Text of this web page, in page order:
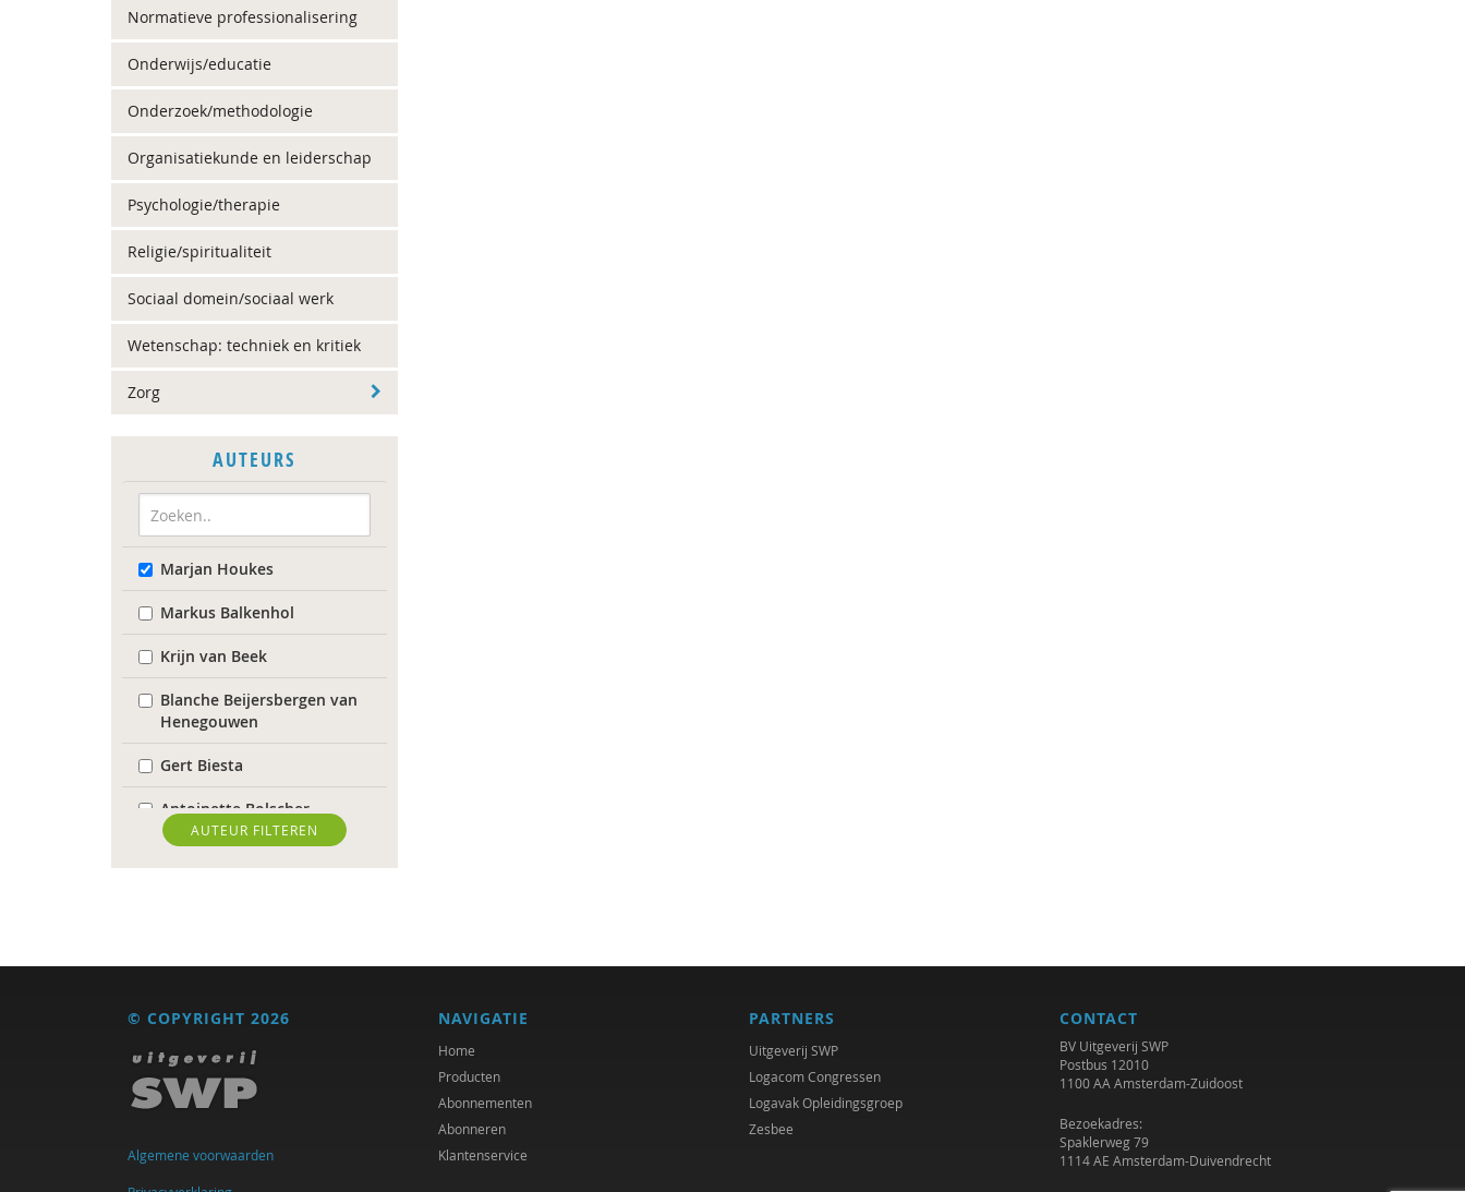
Normatieve professionalisering
Onderwijs/educatie
Onderzoek/methodologie
Organisatiekunde en leiderschap
Psychologie/therapie
Religie/spiritualiteit
Sociaal domein/sociaal werk
Wetenschap: techniek en kritiek
Zorg
AUTEURS
Marjan Houkes
Markus Balkenhol
Krijn van Beek
Blanche Beijersbergen van
Henegouwen
Gert Biesta
Antoinette Bolscher
Marieke Borren
Jet Bussemaker
Heleen Crul
Sociaal en Cultureel
AUTEUR FILTEREN
© COPYRIGHT 2026
Algemene voorwaarden
NAVIGATIE
Home
Producten
Abonnementen
Abonneren
Klantenservice
PARTNERS
Uitgeverij SWP
Logacom Congressen
Logavak Opleidingsgroep
Zesbee
CONTACT
BV Uitgeverij SWP
Postbus 12010
1100 AA Amsterdam-Zuidoost
Bezoekadres:
Spaklerweg 79
1114 AE Amsterdam-Duivendrecht